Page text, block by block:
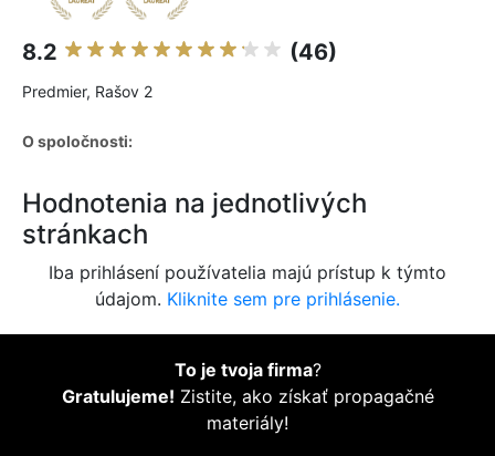
8.2 (46)
Predmier, Rašov 2
O spoločnosti:
Hodnotenia na jednotlivých
stránkach
Iba prihlásení používatelia majú prístup k týmto
údajom. Kliknite sem pre prihlásenie.
To je tvoja firma?
Gratulujeme! Zistite, ako získať propagačné
materiály!